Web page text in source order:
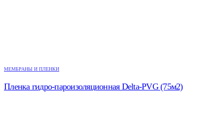
МЕМБРАНЫ И ПЛЕНКИ
Пленка гидро-пароизоляционная Delta-PVG (75м2)